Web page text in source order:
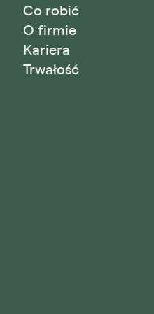
Co robić
O firmie
Kariera
Trwałość